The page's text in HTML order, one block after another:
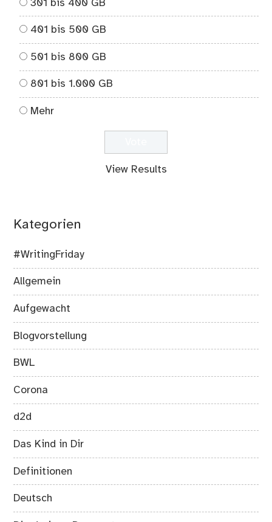
301 bis 400 GB
401 bis 500 GB
501 bis 800 GB
801 bis 1.000 GB
Mehr
View Results
Kategorien
#WritingFriday
Allgemein
Aufgewacht
Blogvorstellung
BWL
Corona
d2d
Das Kind in Dir
Definitionen
Deutsch